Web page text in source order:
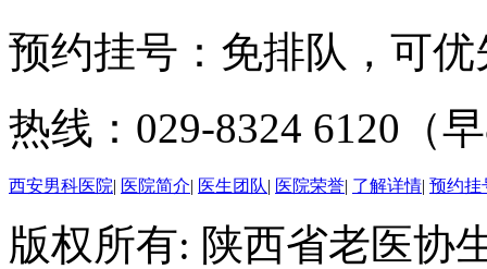
预约挂号：免排队，可优
热线：029-8324 6120（
西安男科医院| 医院简介| 医生团队| 医院荣誉| 了解详情| 预约挂
版权所有: 陕西省老医协